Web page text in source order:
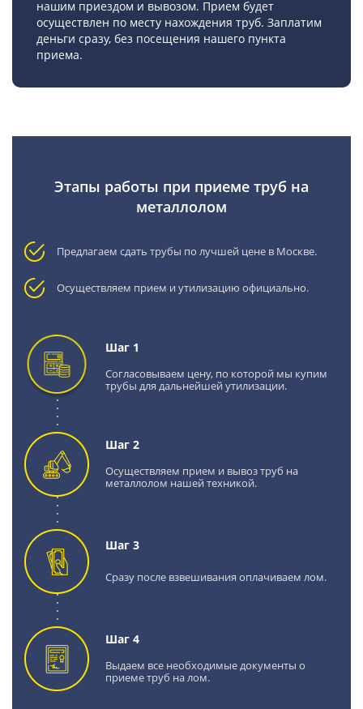
нашим приездом и вывозом. Прием будет
осуществлен по месту нахождения труб. Заплатим
деньги сразу, без посещения нашего пункта
приема.
Этапы работы при приеме труб на
металлолом
Предлагаем сдать трубы по лучшей цене в Москве.
Осуществляем прием и утилизацию официально.
Шаг 1
Согласовываем цену, по которой мы купим
трубы для дальнейшей утилизации.
Шаг 2
Осуществляем прием и вывоз труб на
металлолом нашей техникой.
Шаг 3
Сразу после взвешивания оплачиваем лом.
Шаг 4
Выдаем все необходимые документы о
приеме труб на лом.